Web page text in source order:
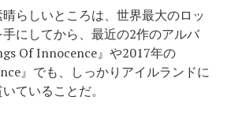
らしいところは、世界最大のロッ
にしてから、最近の2作のアルバ
Of Innocence』や2017年の
』でも、しっかりアイルランドに
ていることだ。